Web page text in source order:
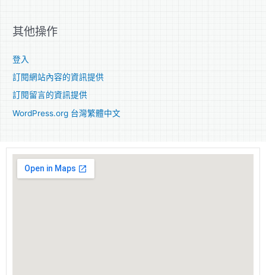
其他操作
登入
訂閱網站內容的資訊提供
訂閱留言的資訊提供
WordPress.org 台灣繁體中文